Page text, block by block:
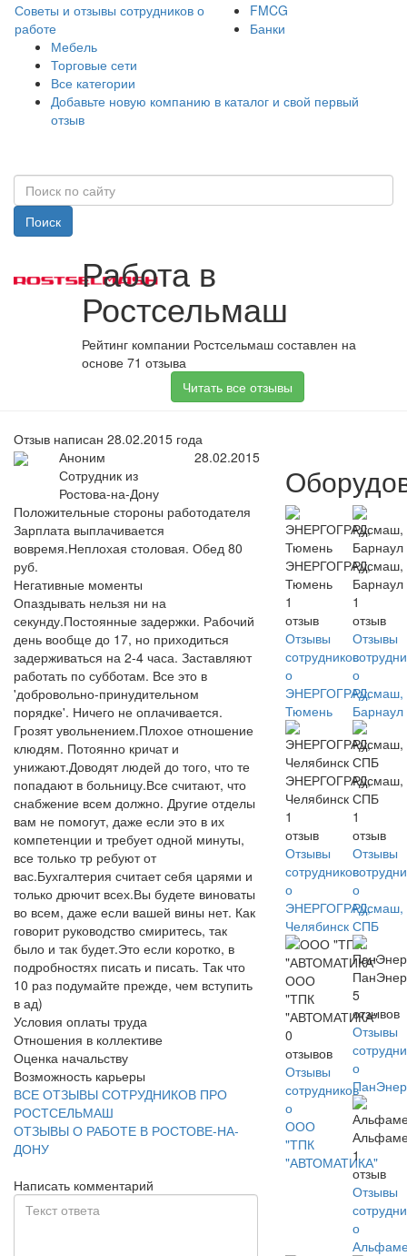
Советы и отзывы сотрудников о
работе
FMCG
Банки
Мебель
Торговые сети
Все категории
Добавьте новую компанию в каталог и свой первый
отзыв
Поиск
Работа в
Ростсельмаш
Рейтинг компании Ростсельмаш составлен на
основе 71 отзыва
Читать все отзывы
Отзыв написан 28.02.2015 года
Аноним
Сотрудник из
Ростова-на-Дону
28.02.2015
Положительные стороны работодателя
Зарплата выплачивается
вовремя.Неплохая столовая. Обед 80
руб.
Негативные моменты
Опаздывать нельзя ни на
секунду.Постоянные задержки. Рабочий
день вообще до 17, но приходиться
задерживаться на 2-4 часа. Заставляют
работать по субботам. Все это в
'добровольно-принудительном
порядке'. Ничего не оплачивается.
Грозят увольнением.Плохое отношение
клюдям. Потоянно кричат и
унижают.Доводят людей до того, что те
попадают в больницу.Все считают, что
снабжение всем должно. Другие отделы
вам не помогут, даже если это в их
компетенции и требует одной минуты,
все только тр ребуют от
вас.Бухгалтерия считает себя царями и
только дрючит всех.Вы будете виноваты
во всем, даже если вашей вины нет. Как
говорит руководство смиритесь, так
было и так будет.Это если коротко, в
подробностях писать и писать. Так что
10 раз подумайте прежде, чем вступить
в ад)
Условия оплаты труда
Отношения в коллективе
Оценка начальству
Возможность карьеры
ВСЕ ОТЗЫВЫ СОТРУДНИКОВ ПРО
РОСТСЕЛЬМАШ
ОТЗЫВЫ О РАБОТЕ В РОСТОВЕ-НА-
ДОНУ
Написать комментарий
ЭНЕРГОГРАД,
Тюмень
1
отзыв
Отзывы
сотрудников
о
ЭНЕРГОГРАД,
Тюмень
Русмаш,
Барнаул
1
отзыв
Отзывы
о
Русмаш,
Барнаул
ЭНЕРГОГРАД,
Челябинск
1
отзыв
Отзывы
сотрудников
о
ЭНЕРГОГРАД,
Челябинск
Русмаш,
СПБ
1
отзыв
Отзывы
о
Русмаш,
СПБ
ООО
"ТПК
"АВТОМАТИКА"
0
отзывов
Отзывы
сотрудников
о
ООО
"ТПК
"АВТОМАТИКА"
5
отзывов
Отзывы
о
1
отзыв
Отзывы
о